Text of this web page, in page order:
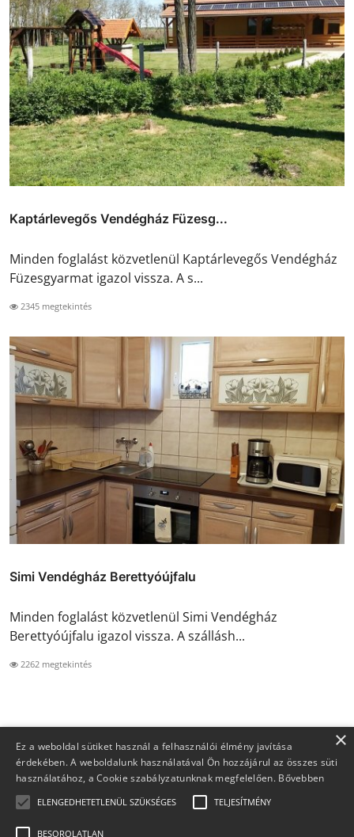
Kaptárlevegős Vendégház Füzesg...
Minden foglalást közvetlenül Kaptárlevegős Vendégház
Füzesgyarmat igazol vissza. A s...
2345 megtekintés
Simi Vendégház Berettyóújfalu
Minden foglalást közvetlenül Simi Vendégház
Berettyóújfalu igazol vissza. A szállásh...
2262 megtekintés
×
Ez a weboldal sütiket használ a felhasználói élmény javítása
érdekében. A weboldalunk használatával Ön hozzájárul az összes süti
használatához, a Cookie szabályzatunknak megfelelően. Bővebben
ELENGEDHETETLENÜL SZÜKSÉGES TELJESÍTMÉNY
BESOROLATLAN